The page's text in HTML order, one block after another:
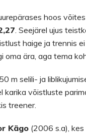
hoos
. Seejärel ujus
haige ja trennis
oma ära, aga tema
m selili- ja
karika võistluste
treener.
Kägo (2006 s.a),